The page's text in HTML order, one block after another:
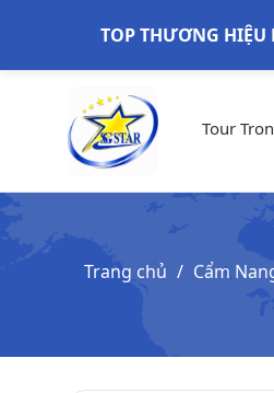
TOP THƯƠNG
Tour
Trang chủ Cẩm